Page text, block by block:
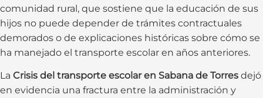
comunidad rural, que sostiene que la educación de sus
hijos no puede depender de trámites contractuales
demorados o de explicaciones históricas sobre cómo se
ha manejado el transporte escolar en años anteriores.
La Crisis del transporte escolar en Sabana de Torres dejó
en evidencia una fractura entre la administración y